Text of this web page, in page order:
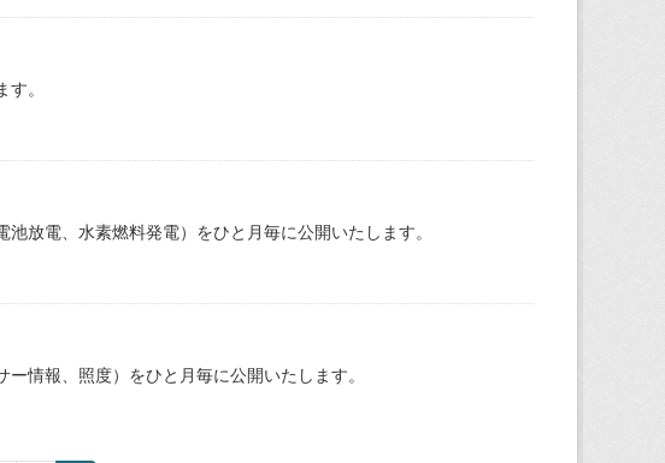
。
放電、水素燃料発電）をひと月毎に公開いたします。
情報、照度）をひと月毎に公開いたします。